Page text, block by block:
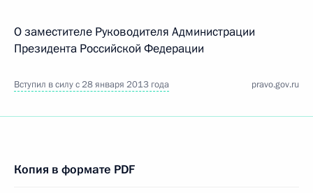
О заместителе Руководителя Администрации
Президента Российской Федерации
Вступил в силу с 28 января 2013 года pravo.gov.ru
Копия в формате PDF